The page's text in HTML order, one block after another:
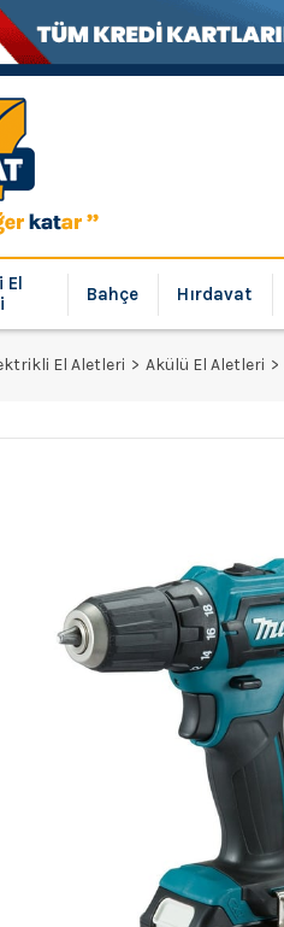
El
Bahçe Hırdavat
El Aletleri Akülü El Aletleri